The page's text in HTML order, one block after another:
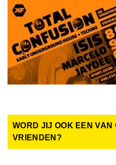
WORD JIJ OOK EEN VAN
VRIENDEN?